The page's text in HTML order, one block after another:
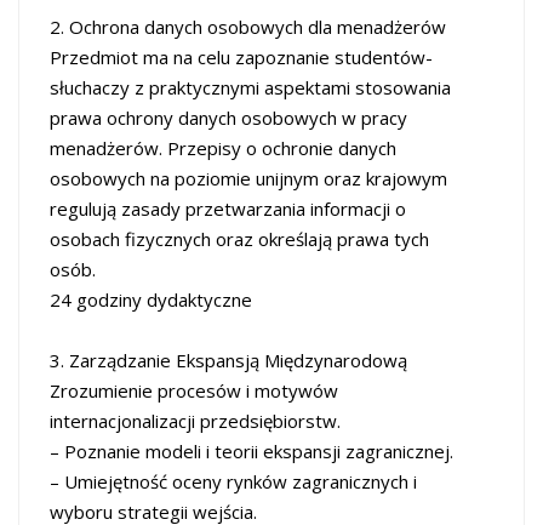
2. Ochrona danych osobowych dla menadżerów
Przedmiot ma na celu zapoznanie studentów-
słuchaczy z praktycznymi aspektami stosowania
prawa ochrony danych osobowych w pracy
menadżerów. Przepisy o ochronie danych
osobowych na poziomie unijnym oraz krajowym
regulują zasady przetwarzania informacji o
osobach fizycznych oraz określają prawa tych
osób.
24 godziny dydaktyczne
3. Zarządzanie Ekspansją Międzynarodową
Zrozumienie procesów i motywów
internacjonalizacji przedsiębiorstw.
– Poznanie modeli i teorii ekspansji zagranicznej.
– Umiejętność oceny rynków zagranicznych i
wyboru strategii wejścia.